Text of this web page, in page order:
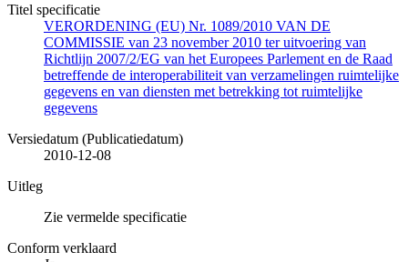
Titel specificatie
VERORDENING (EU) Nr. 1089/2010 VAN DE
COMMISSIE van 23 november 2010 ter uitvoering van
Richtlijn 2007/2/EG van het Europees Parlement en de Raad
betreffende de interoperabiliteit van verzamelingen ruimtelijke
gegevens en van diensten met betrekking tot ruimtelijke
gegevens
Versiedatum (Publicatiedatum)
2010-12-08
Uitleg
Zie vermelde specificatie
Conform verklaard